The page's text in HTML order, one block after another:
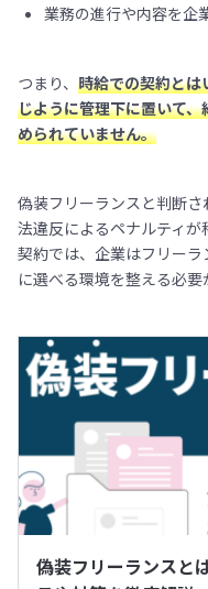
業務の進行や内容を企
つまり、 時給での契約とは
じように管理下に置いて
められていません。
偽装フリーランスと判断
法違反によるペナルティ
契約では、企業はフリー
に選べる環境を整える必要
偽装フリーランスと